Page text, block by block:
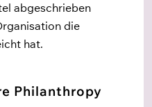
abgeschrieben
die
hat.
Philanthropy